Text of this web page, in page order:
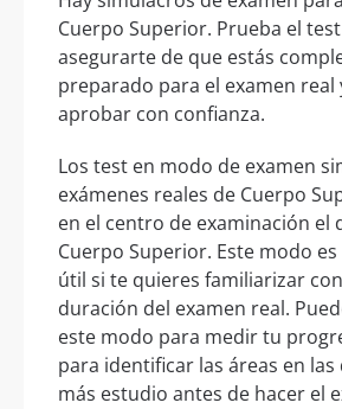
Cuerpo Superior. Prueba el
asegurarte de que estás
preparado para el examen real
aprobar con confianza.
Los test en modo de examen
exámenes reales de Cuerpo
en el centro de examinación el
Cuerpo Superior. Este modo
útil si te quieres familiarizar
duración del examen real.
este modo para medir tu
para identificar las áreas en las
más estudio antes de hacer el